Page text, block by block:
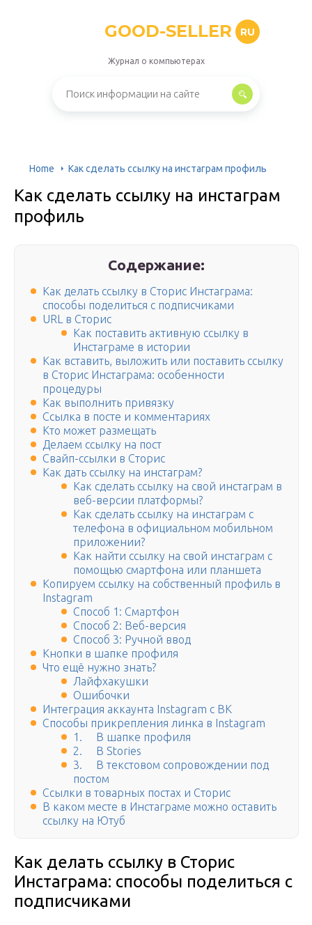
GOOD-SELLER RU
Журнал о компьютерах
Home Как сделать ссылку на инстаграм профиль
Как сделать ссылку на инстаграм
профиль
Содержание:
Как делать ссылку в Сторис Инстаграма:
способы поделиться с подписчиками
URL в Сторис
Как поставить активную ссылку в
Инстаграме в истории
Как вставить, выложить или поставить ссылку
в Сторис Инстаграма: особенности
процедуры
Как выполнить привязку
Ссылка в посте и комментариях
Кто может размещать
Делаем ссылку на пост
Свайп-ссылки в Сторис
Как дать ссылку на инстаграм?
Как сделать ссылку на свой инстаграм в
веб-версии платформы?
Как сделать ссылку на инстаграм с
телефона в официальном мобильном
приложении?
Как найти ссылку на свой инстаграм с
помощью смартфона или планшета
Копируем ссылку на собственный профиль в
Instagram
Способ 1: Смартфон
Способ 2: Веб-версия
Способ 3: Ручной ввод
Кнопки в шапке профиля
Что ещё нужно знать?
Лайфхакушки
Ошибочки
Интеграция аккаунта Instagram с ВК
Способы прикрепления линка в Instagram
1. В шапке профиля
2. В Stories
3. В текстовом сопровождении под
постом
Ссылки в товарных постах и Сторис
В каком месте в Инстаграме можно оставить
ссылку на Ютуб
Как делать ссылку в Сторис
Инстаграма: способы поделиться с
подписчиками